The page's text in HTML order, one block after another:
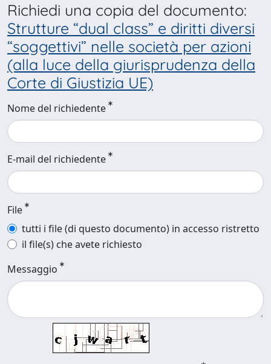
Richiedi una copia del documento:
Strutture “dual class” e diritti diversi
“soggettivi” nelle società per azioni
(alla luce della giurisprudenza della
Corte di Giustizia UE)
Nome del richiedente
E-mail del richiedente
File
tutti i file (di questo documento) in accesso ristretto
il file(s) che avete richiesto
Messaggio